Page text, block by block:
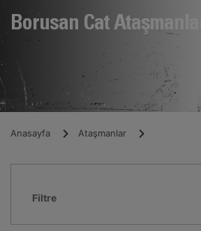
Borusan Cat Ataşmanlar
Anasayfa Ataşmanlar
Filtre